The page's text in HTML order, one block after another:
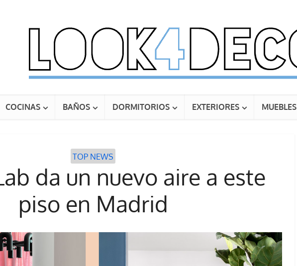
COCINAS BAÑOS DORMITORIOS EXTERIORES MUEBLES
TOP NEWS
da un nuevo aire a este
piso en Madrid